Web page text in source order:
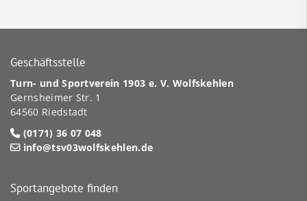
Geschäftsstelle
Turn- und Sportverein 1903 e. V. Wolfskehlen
Gernsheimer Str. 1
64560 Riedstadt
(0171) 36 07 048
info@tsv03wolfskehlen.de
Sportangebote finden